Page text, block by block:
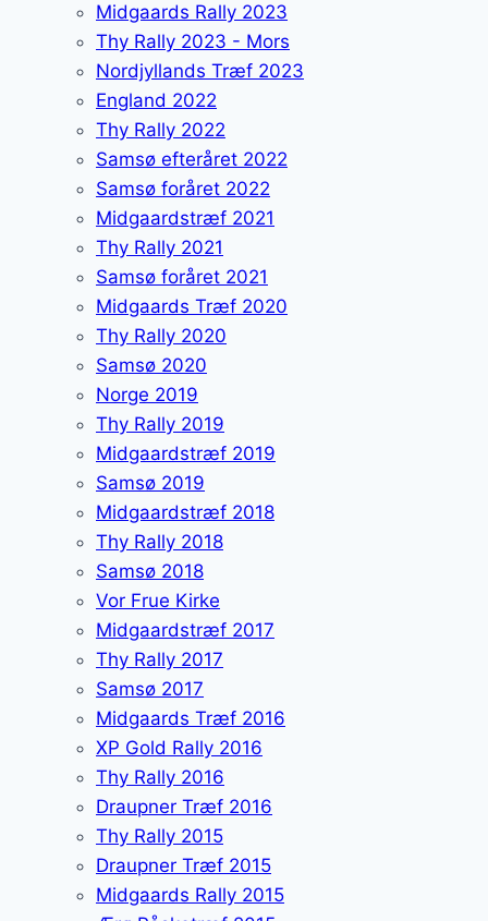
Midgaards Rally 2023
Thy Rally 2023 - Mors
Nordjyllands Træf 2023
England 2022
Thy Rally 2022
Samsø efteråret 2022
Samsø foråret 2022
Midgaardstræf 2021
Thy Rally 2021
Samsø foråret 2021
Midgaards Træf 2020
Thy Rally 2020
Samsø 2020
Norge 2019
Thy Rally 2019
Midgaardstræf 2019
Samsø 2019
Midgaardstræf 2018
Thy Rally 2018
Samsø 2018
Vor Frue Kirke
Midgaardstræf 2017
Thy Rally 2017
Samsø 2017
Midgaards Træf 2016
XP Gold Rally 2016
Thy Rally 2016
Draupner Træf 2016
Thy Rally 2015
Draupner Træf 2015
Midgaards Rally 2015